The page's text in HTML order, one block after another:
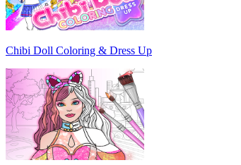
Chibi Doll Coloring & Dress Up